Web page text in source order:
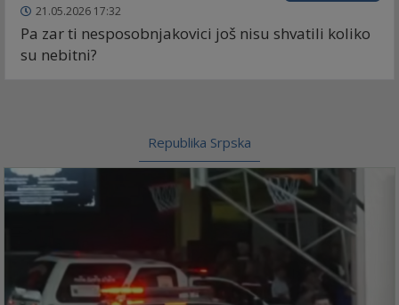
21.05.2026 17:32
Pa zar ti nesposobnjakovici još nisu shvatili koliko
su nebitni?
Republika Srpska